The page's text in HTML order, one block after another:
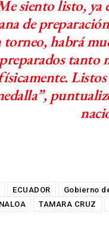
siento listo, ya
de
torneo, habrá
preparados tanto
ECUADOR Gobierno
TAMARA CRUZ